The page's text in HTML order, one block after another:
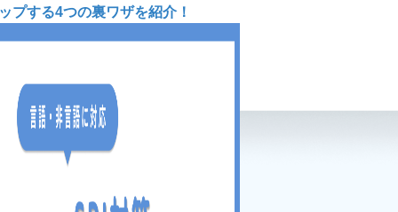
プする4つの裏ワザを紹介！